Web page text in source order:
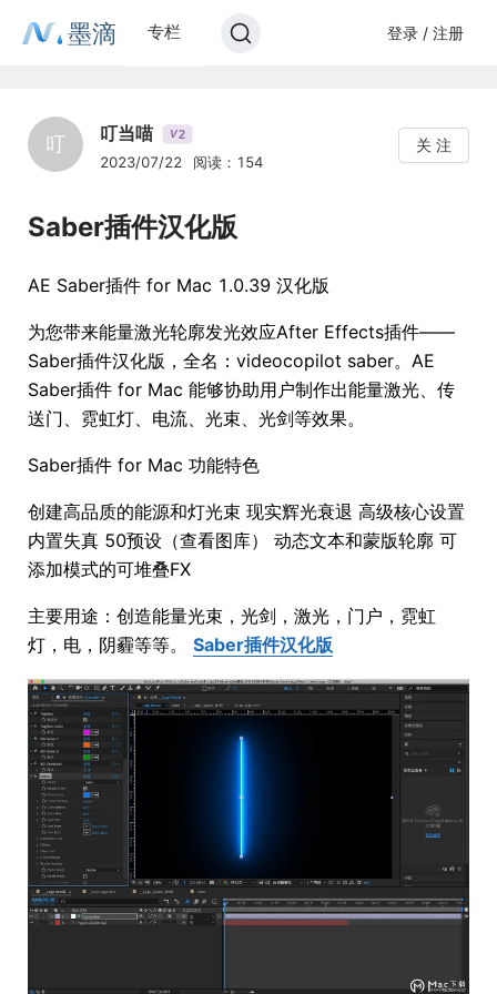
墨滴 专栏 登录 / 注册
叮 叮当喵 V2
2023/07/22 阅读：154
关 注
Saber插件汉化版
AE Saber插件 for Mac 1.0.39 汉化版
为您带来能量激光轮廓发光效应After Effects插件——
Saber插件汉化版，全名：videocopilot saber。AE
Saber插件 for Mac 能够协助用户制作出能量激光、传
送门、霓虹灯、电流、光束、光剑等效果。
Saber插件 for Mac 功能特色
创建高品质的能源和灯光束 现实辉光衰退 高级核心设置
内置失真 50预设（查看图库） 动态文本和蒙版轮廓 可
添加模式的可堆叠FX
主要用途：创造能量光束，光剑，激光，门户，霓虹
灯，电，阴霾等等。 Saber插件汉化版